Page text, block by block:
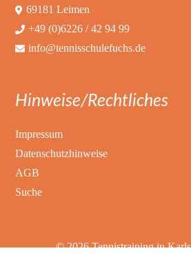
69181 Leimen
+49 (0)6226 / 42 94 99
info@tennisschulefuchs.de
Hinweise/Rechtliches
Impressum
Datenschutzhinweise
AGB
Suche
© 2026 Tennistraining in